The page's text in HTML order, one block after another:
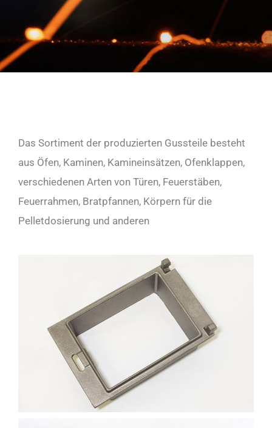
Das Sortiment der produzierten Gussteile besteht
aus Öfen, Kaminen, Kamineinsätzen, Ofenklappen,
verschiedenen Arten von Türen, Feuerstäben,
Feuerrahmen, Bratpfannen, Körpern für die
Pelletdosierung und anderen